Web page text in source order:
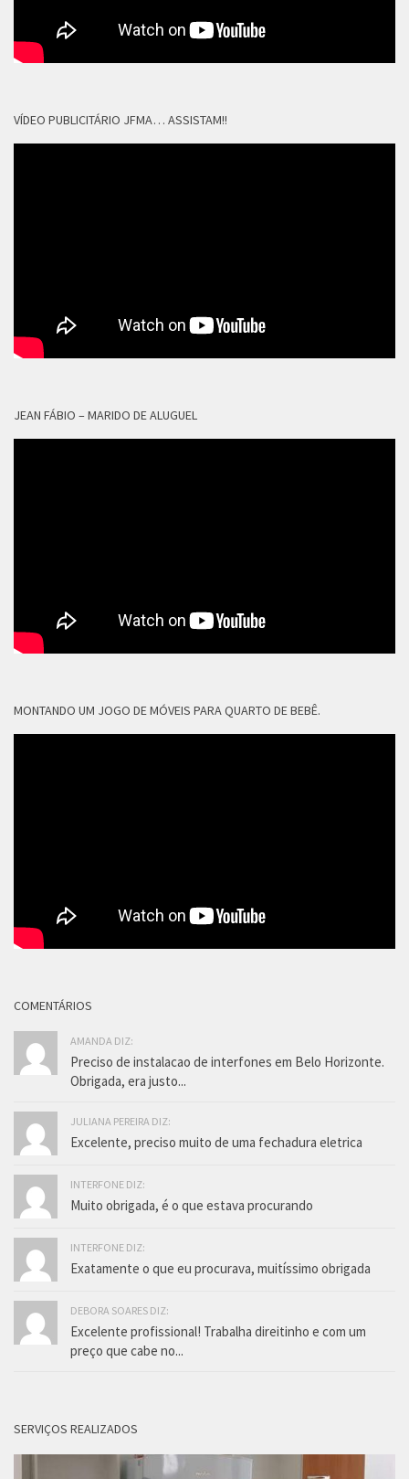
VÍDEO PUBLICITÁRIO JFMA… ASSISTAM!!
JEAN FÁBIO – MARIDO DE ALUGUEL
MONTANDO UM JOGO DE MÓVEIS PARA QUARTO DE BEBÊ.
COMENTÁRIOS
AMANDA DIZ:
Preciso de instalacao de interfones em Belo Horizonte.
Obrigada, era justo...
JULIANA PEREIRA DIZ:
Excelente, preciso muito de uma fechadura eletrica
INTERFONE DIZ:
Muito obrigada, é o que estava procurando
INTERFONE DIZ:
Exatamente o que eu procurava, muitíssimo obrigada
DEBORA SOARES DIZ:
Excelente profissional! Trabalha direitinho e com um
preço que cabe no...
SERVIÇOS REALIZADOS